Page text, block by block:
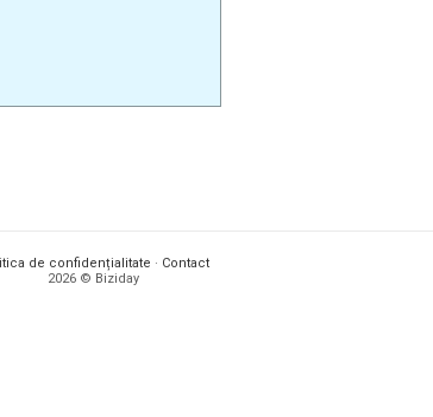
de confidențialitate · Contact
2026 © Biziday